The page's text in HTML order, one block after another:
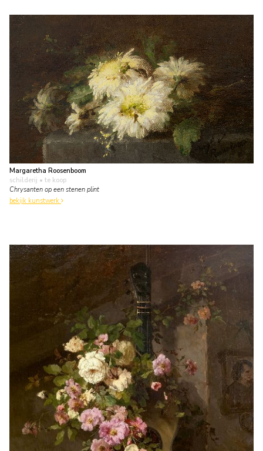
Margaretha Roosenboom
schilderij • te koop
Chrysanten op een stenen plint
bekijk kunstwerk